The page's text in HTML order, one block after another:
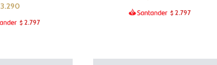
3.290
$ 2.797
$ 2.797